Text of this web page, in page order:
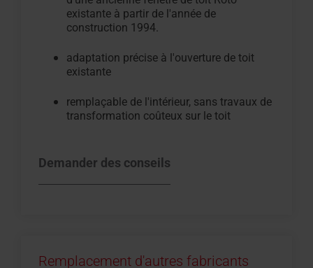
existante à partir de l'année de
construction 1994.
adaptation précise à l'ouverture de toit
existante
remplaçable de l'intérieur, sans travaux de
transformation coûteux sur le toit
Demander des conseils
Remplacement d'autres fabricants